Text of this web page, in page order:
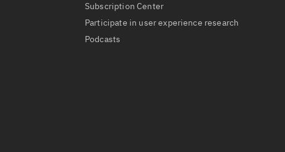
Subscription Center
Participate in user experience research
Podcasts